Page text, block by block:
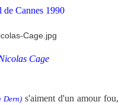
de Cannes 1990
Cage
Dern)s'aiment d'un amour fou,